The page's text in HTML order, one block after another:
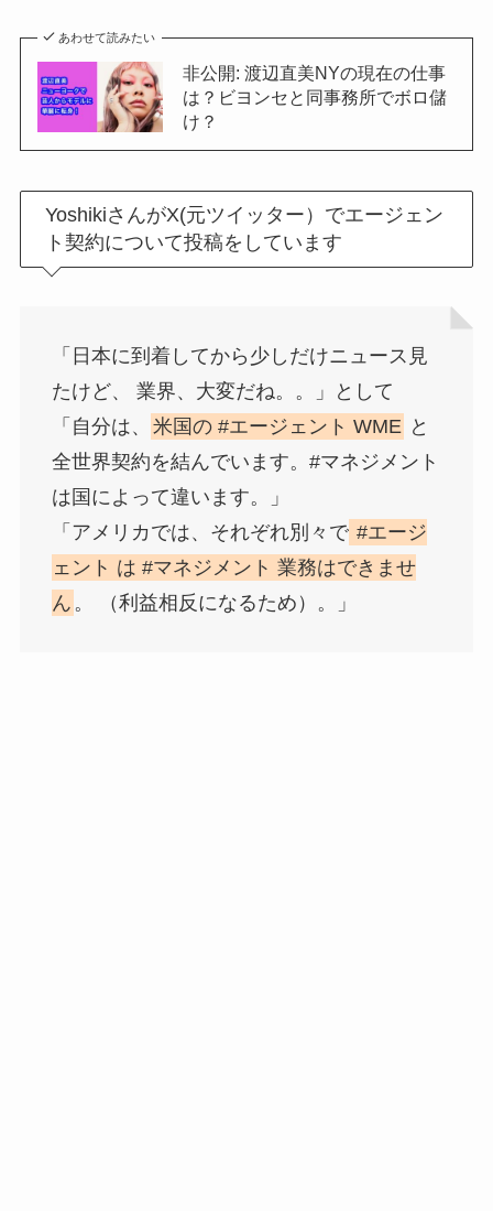
あわせて読みたい
非公開: 渡辺直美NYの現在の仕事
は？ビヨンセと同事務所でボロ儲
け？
YoshikiさんがX(元ツイッター）でエージェン
ト契約について投稿をしています
「日本に到着してから少しだけニュース見
たけど、 業界、大変だね。。」として
「自分は、
米国の #エージェント WME と
全世界契約を結んでいます。#マネジメント
は国によって違います。」
「アメリカでは、それぞれ別々で #エージ
ェント は #マネジメント 業務はできませ
ん 。 （利益相反になるため）。」